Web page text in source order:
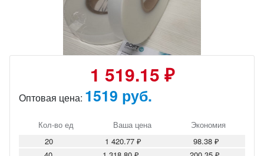
1 519.15 ₽
Оптовая цена: 1519 руб.
Кол-во ед Ваша цена
Экономия
20
1 420.77 ₽
98.38 ₽